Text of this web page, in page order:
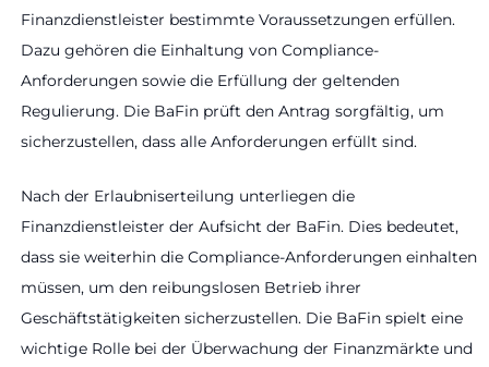
Finanzdienstleister bestimmte Voraussetzungen erfüllen.
Dazu gehören die Einhaltung von Compliance-
Anforderungen sowie die Erfüllung der geltenden
Regulierung. Die BaFin prüft den Antrag sorgfältig, um
sicherzustellen, dass alle Anforderungen erfüllt sind.
Nach der Erlaubniserteilung unterliegen die
Finanzdienstleister der Aufsicht der BaFin. Dies bedeutet,
dass sie weiterhin die Compliance-Anforderungen einhalten
müssen, um den reibungslosen Betrieb ihrer
Geschäftstätigkeiten sicherzustellen. Die BaFin spielt eine
wichtige Rolle bei der Überwachung der Finanzmärkte und